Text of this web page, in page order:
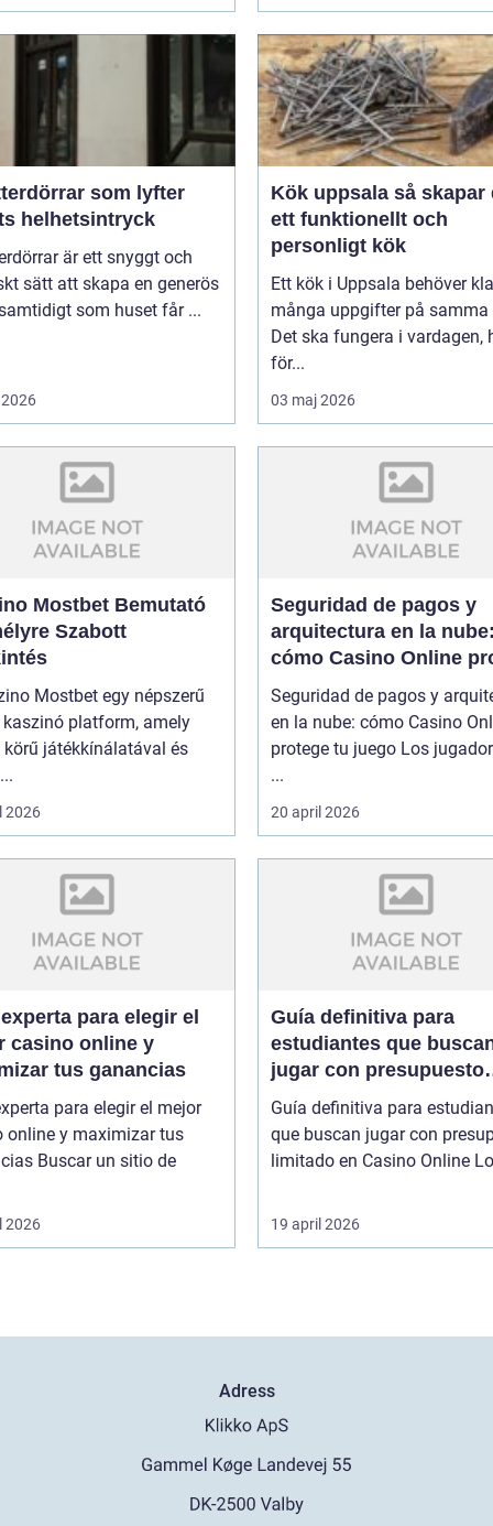
som lyfter
helhetsintryck
är ett snyggt och
sätt att skapa en generös
som huset får ...
Kök uppsala så skapar du
ett funktionellt och
personligt kök
Ett kök i Uppsala behöver
många uppgifter på samma
Det ska fungera i vardagen,
för...
03 maj 2026
Mostbet Bemutató
Szabott
Mostbet egy népszerű
platform, amely
körű játékkínálatával és
2026
Seguridad de pagos y
arquitectura en la
cómo Casino Online
tu juego
Seguridad de pagos y
en la nube: cómo Casino
protege tu juego Los
...
20 april 2026
para elegir el
casino online y
tus ganancias
para elegir el mejor
online y maximizar tus
un sitio de
2026
Guía definitiva para
estudiantes que
jugar con presupuesto
limitado en Casino
Guía definitiva para
que buscan jugar con
limitado
19 april 2026
Adress